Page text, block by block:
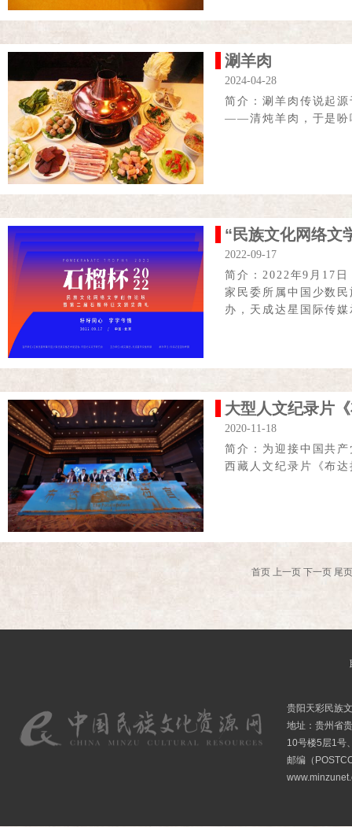
涮羊肉
2024-04-28
简介：涮羊肉传说起
——清炖羊肉，于是吩
“民族文化网络文
2022-09-17
简介：2022年9月17
家民委所属中国少数
办，天成达星国际传
大型人文纪录片
2020-11-18
简介：为迎接中国共
西藏人文纪录片《布
首页 上一页 下一页 尾页
贵阳天彩民族
地址：贵州省
10号楼5层1号
邮编（